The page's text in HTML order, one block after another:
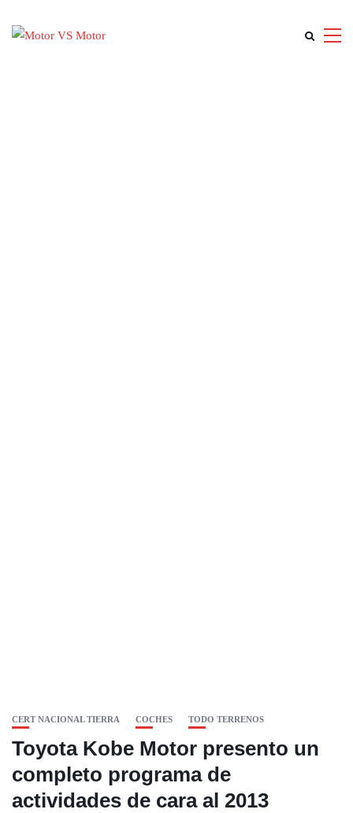
CERT NACIONAL TIERRA COCHES TODO TERRENOS
Toyota Kobe Motor presento un
completo programa de
actividades de cara al 2013